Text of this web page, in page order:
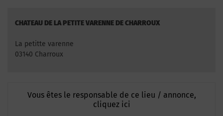
CHATEAU DE LA PETITE VARENNE DE CHARROUX
La petitte varenne
03140 Charroux
Vous êtes le responsable de ce lieu / annonce,
cliquez ici